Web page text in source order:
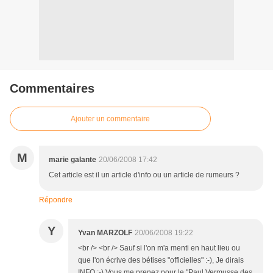
Commentaires
Ajouter un commentaire
M marie galante 20/06/2008 17:42
Cet article est il un article d'info ou un article de rumeurs ?
Répondre
Y Yvan MARZOLF 20/06/2008 19:22
<br /> <br /> Sauf si l'on m'a menti en haut lieu ou
que l'on écrive des bétises "officielles" :-), Je dirais